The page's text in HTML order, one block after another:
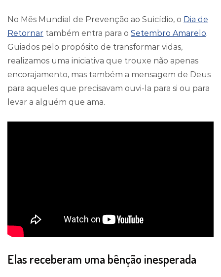
No Mês Mundial de Prevenção ao Suicídio, o Dia de
Retornar também entra para o Setembro Amarelo.
Guiados pelo propósito de transformar vidas,
realizamos uma iniciativa que trouxe não apenas
encorajamento, mas também a mensagem de Deus
para aqueles que precisavam ouvi-la para si ou para
levar a alguém que ama.
Elas receberam uma bênção inesperada